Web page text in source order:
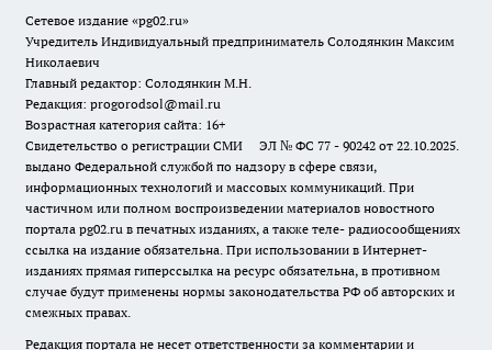
Сетевое издание «pg02.ru»
Учредитель Индивидуальный предприниматель Солодянкин Максим
Николаевич
Главный редактор: Солодянкин М.Н.
Редакция: progorodsol@mail.ru
Возрастная категория сайта: 16+
Свидетельство о регистрации СМИ ЭЛ № ФС 77 - 90242 от 22.10.2025.
выдано Федеральной службой по надзору в сфере связи,
информационных технологий и массовых коммуникаций. При
частичном или полном воспроизведении материалов новостного
портала pg02.ru в печатных изданиях, а также теле- радиосообщениях
ссылка на издание обязательна. При использовании в Интернет-
изданиях прямая гиперссылка на ресурс обязательна, в противном
случае будут применены нормы законодательства РФ об авторских и
смежных правах.
Редакция портала не несет ответственности за комментарии и